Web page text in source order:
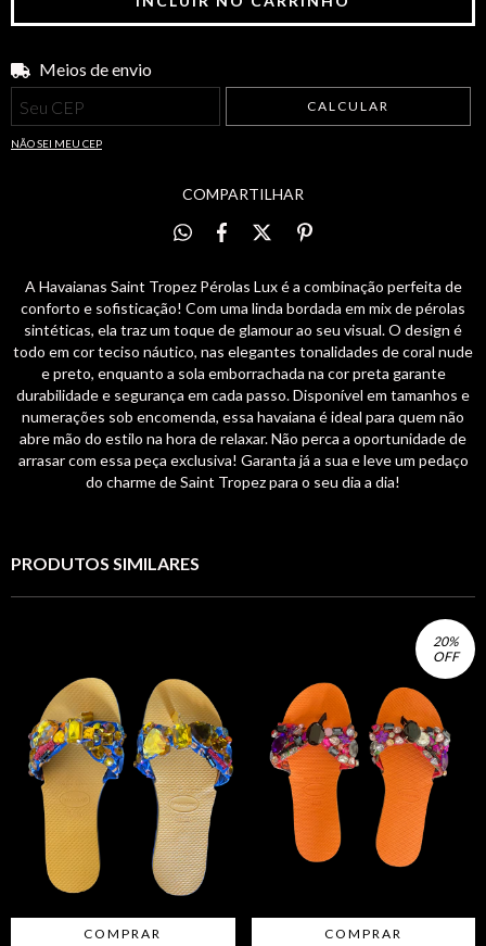
Entregas para o CEP:
Meios de envio
CALCULAR
NÃO SEI MEU CEP
COMPARTILHAR
A Havaianas Saint Tropez Pérolas Lux é a combinação perfeita de
conforto e sofisticação! Com uma linda bordada em mix de pérolas
sintéticas, ela traz um toque de glamour ao seu visual. O design é
todo em cor teciso náutico, nas elegantes tonalidades de coral nude
e preto, enquanto a sola emborrachada na cor preta garante
durabilidade e segurança em cada passo. Disponível em tamanhos e
numerações sob encomenda, essa havaiana é ideal para quem não
abre mão do estilo na hora de relaxar. Não perca a oportunidade de
arrasar com essa peça exclusiva! Garanta já a sua e leve um pedaço
do charme de Saint Tropez para o seu dia a dia!
PRODUTOS SIMILARES
COMPRAR
20%
OFF
COMPRAR